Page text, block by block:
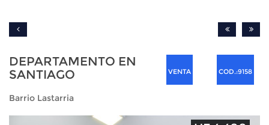
DEPARTAMENTO EN
SANTIAGO
VENTA COD.:9158
Barrio Lastarria